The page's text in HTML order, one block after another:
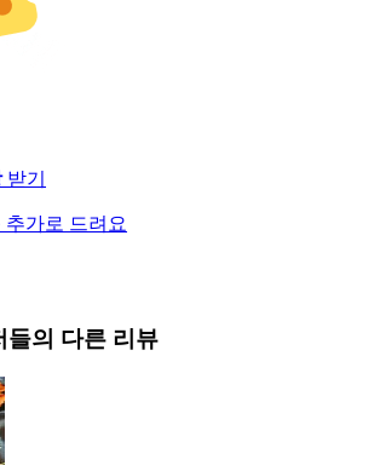
받기
추가로 드려요
들의 다른 리뷰